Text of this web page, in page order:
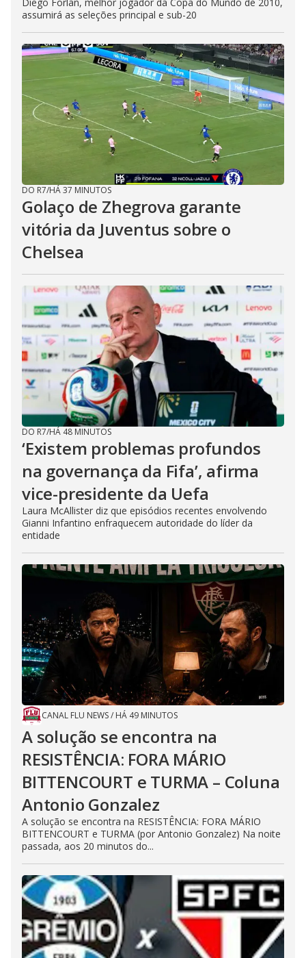
assumirá as seleções principal e sub-20
DO R7/HÁ 37 MINUTOS
Golaço de Zhegrova garante
vitória da Juventus sobre o
Chelsea
DO R7/HÁ 48 MINUTOS
‘Existem problemas profundos
na governança da Fifa’, afirma
vice-presidente da Uefa
Laura McAllister diz que episódios recentes envolvendo
Gianni Infantino enfraquecem autoridade do líder da
entidade
CANAL FLU NEWS/ HÁ 49 MINUTOS
A solução se encontra na
RESISTÊNCIA: FORA MÁRIO
BITTENCOURT e TURMA – Coluna
Antonio Gonzalez
A solução se encontra na RESISTÊNCIA: FORA MÁRIO
BITTENCOURT e TURMA (por Antonio Gonzalez) Na noite
passada, aos 20 minutos do...